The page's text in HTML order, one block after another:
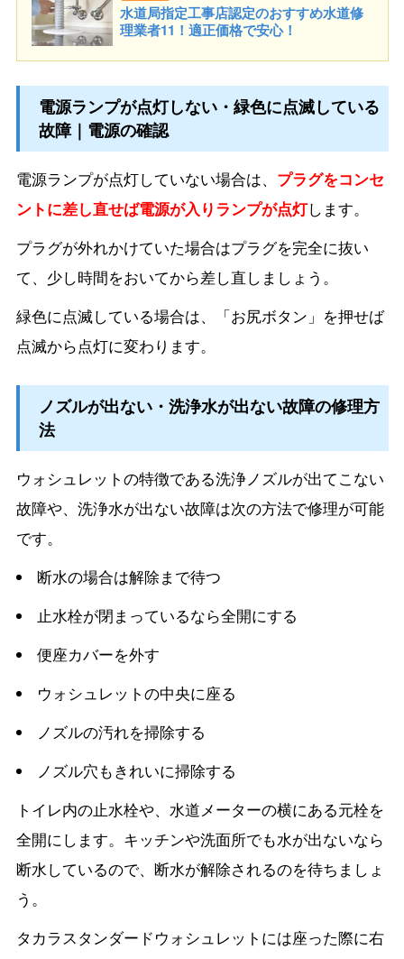
水道局指定工事店認定のおすすめ水道修
理業者11！適正価格で安心！
電源ランプが点灯しない・緑色に点滅している
故障｜電源の確認
電源ランプが点灯していない場合は、 プラグをコンセ
ントに差し直せば電源が入りランプが点灯します。
プラグが外れかけていた場合はプラグを完全に抜い
て、少し時間をおいてから差し直しましょう。
緑色に点滅している場合は、「お尻ボタン」を押せば
点滅から点灯に変わります。
ノズルが出ない・洗浄水が出ない故障の修理方
法
ウォシュレットの特徴である洗浄ノズルが出てこない
故障や、洗浄水が出ない故障は次の方法で修理が可能
です。
断水の場合は解除まで待つ
止水栓が閉まっているなら全開にする
便座カバーを外す
ウォシュレットの中央に座る
ノズルの汚れを掃除する
ノズル穴もきれいに掃除する
トイレ内の止水栓や、水道メーターの横にある元栓を
全開にします。キッチンや洗面所でも水が出ないなら
断水しているので、断水が解除されるのを待ちましょ
う。
タカラスタンダードウォシュレットには座った際に右